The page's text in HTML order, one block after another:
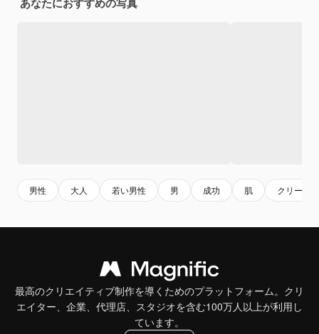
男性 大人 若い男性 男 成功 肌 クリーム
最高のクリエイティブ制作を導くためのプラットフォーム。クリ
エイター、企業、代理店、スタジオを含む100万人以上が利用し
ています。